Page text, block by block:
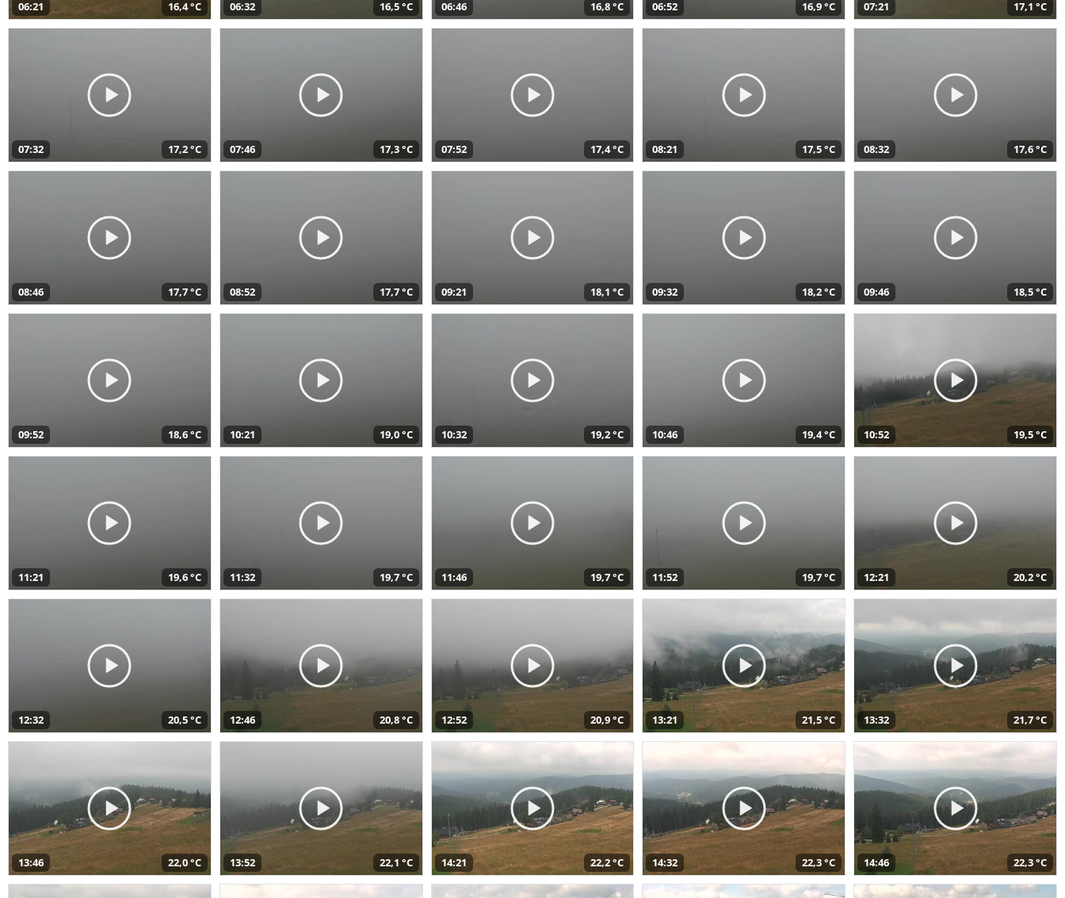
06:21 16,4 °C 06:32 16,5 °C 06:46 16,8 °C 06:52 16,9 °C 07:21 17,1 °C
07:32 17,2 °C 07:46 17,3 °C 07:52 17,4 °C 08:21 17,5 °C 08:32 17,6 °C
08:46 17,7 °C 08:52 17,7 °C 09:21 18,1 °C 09:32 18,2 °C 09:46 18,5 °C
09:52 18,6 °C 10:21 19,0 °C 10:32 19,2 °C 10:46 19,4 °C 10:52 19,5 °C
11:21 19,6 °C 11:32 19,7 °C 11:46 19,7 °C 11:52 19,7 °C 12:21 20,2 °C
12:32 20,5 °C 12:46 20,8 °C 12:52 20,9 °C 13:21 21,5 °C 13:32 21,7 °C
13:46 22,0 °C 13:52 22,1 °C 14:21 22,2 °C 14:32 22,3 °C 14:46 22,3 °C